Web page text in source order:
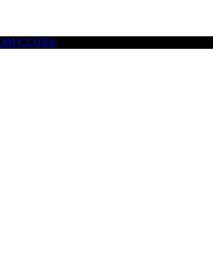
CLUB®